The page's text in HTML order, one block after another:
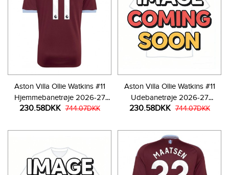
Aston Villa Ollie Watkins #11
Hjemmebanetrøje 2026-27
Kortærmet
230.58DKK 744.07DKK
Aston Villa Ollie Watkins #11
Udebanetrøje 2026-27
Kortærmet
230.58DKK 744.07DKK